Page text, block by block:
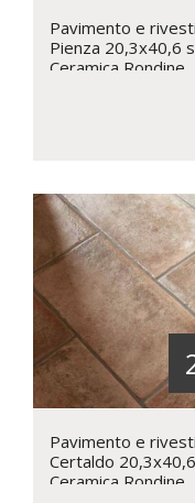
Pavimento e
Pienza 20,3x40,6
Ceramica Rondine
Pavimento e
Certaldo
Ceramica Rondine